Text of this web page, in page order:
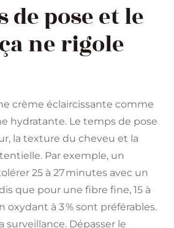
de pose et le
ne rigole
crème éclaircissante comme
hydratante. Le temps de pose
la texture du cheveu et la
Par exemple, un
25 à 27 minutes avec un
que pour une fibre fine, 15 à
oxydant à 3 % sont préférables.
surveillance. Dépasser le